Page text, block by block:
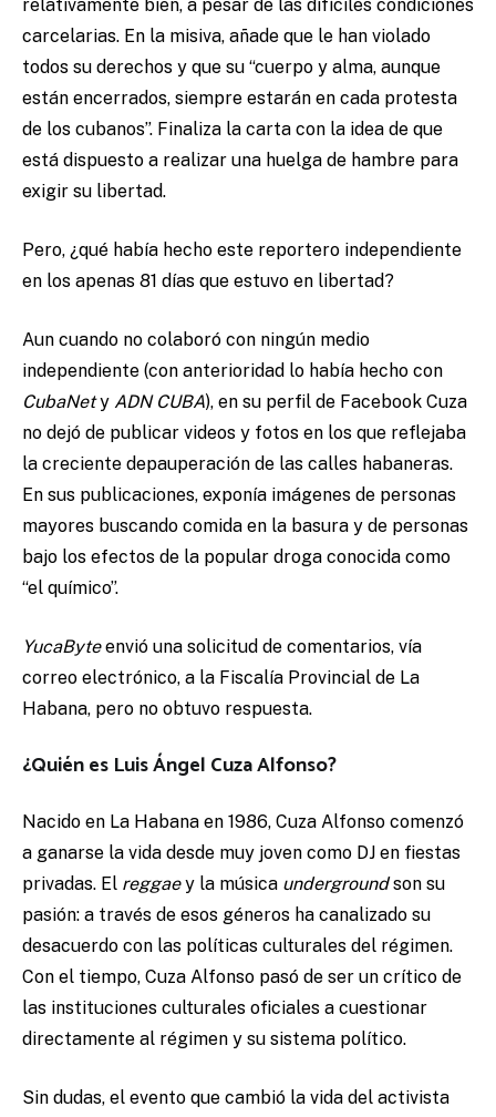
relativamente bien, a pesar de las difíciles condiciones
carcelarias. En la misiva, añade que le han violado
todos su derechos y que su “cuerpo y alma, aunque
están encerrados, siempre estarán en cada protesta
de los cubanos”. Finaliza la carta con la idea de que
está dispuesto a realizar una huelga de hambre para
exigir su libertad.
Pero, ¿qué había hecho este reportero independiente
en los apenas 81 días que estuvo en libertad?
Aun cuando no colaboró con ningún medio
independiente (con anterioridad lo había hecho con
CubaNety ADN CUBA), en su perfil de Facebook Cuza
no dejó de publicar videos y fotos en los que reflejaba
la creciente depauperación de las calles habaneras.
En sus publicaciones, exponía imágenes de personas
mayores buscando comida en la basura y de personas
bajo los efectos de la popular droga conocida como
“el químico”.
YucaByteenvió una solicitud de comentarios, vía
correo electrónico, a la Fiscalía Provincial de La
Habana, pero no obtuvo respuesta.
¿Quién es Luis Ángel Cuza Alfonso?
Nacido en La Habana en 1986, Cuza Alfonso comenzó
a ganarse la vida desde muy joven como DJ en fiestas
privadas. El reggaey la música undergroundson su
pasión: a través de esos géneros ha canalizado su
desacuerdo con las políticas culturales del régimen.
Con el tiempo, Cuza Alfonso pasó de ser un crítico de
las instituciones culturales oficiales a cuestionar
directamente al régimen y su sistema político.
Sin dudas, el evento que cambió la vida del activista